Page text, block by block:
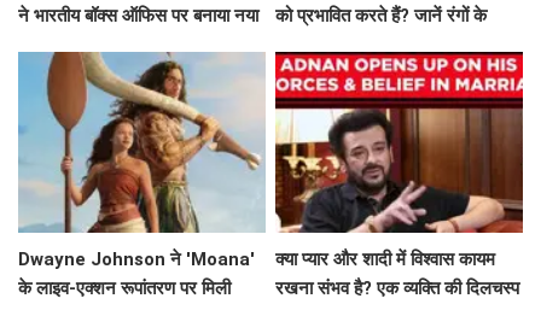
ने भारतीय बॉक्स ऑफिस पर बनाया नया
को प्रभावित करते हैं? जानें रंगों के
Dwayne Johnson ने 'Moana'
के लाइव-एक्शन रूपांतरण पर मिली
क्या प्यार और शादी में विश्वास कायम
रखना संभव है? एक व्यक्ति की दिलचस्प